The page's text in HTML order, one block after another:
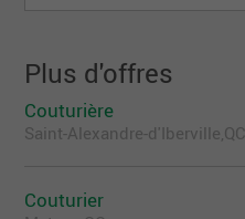
Plus d'offres
Couturière
Saint-Alexandre-d'Iberville,QC
Couturier